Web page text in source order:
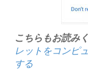
こちらもお読み
レットをコンピ
する